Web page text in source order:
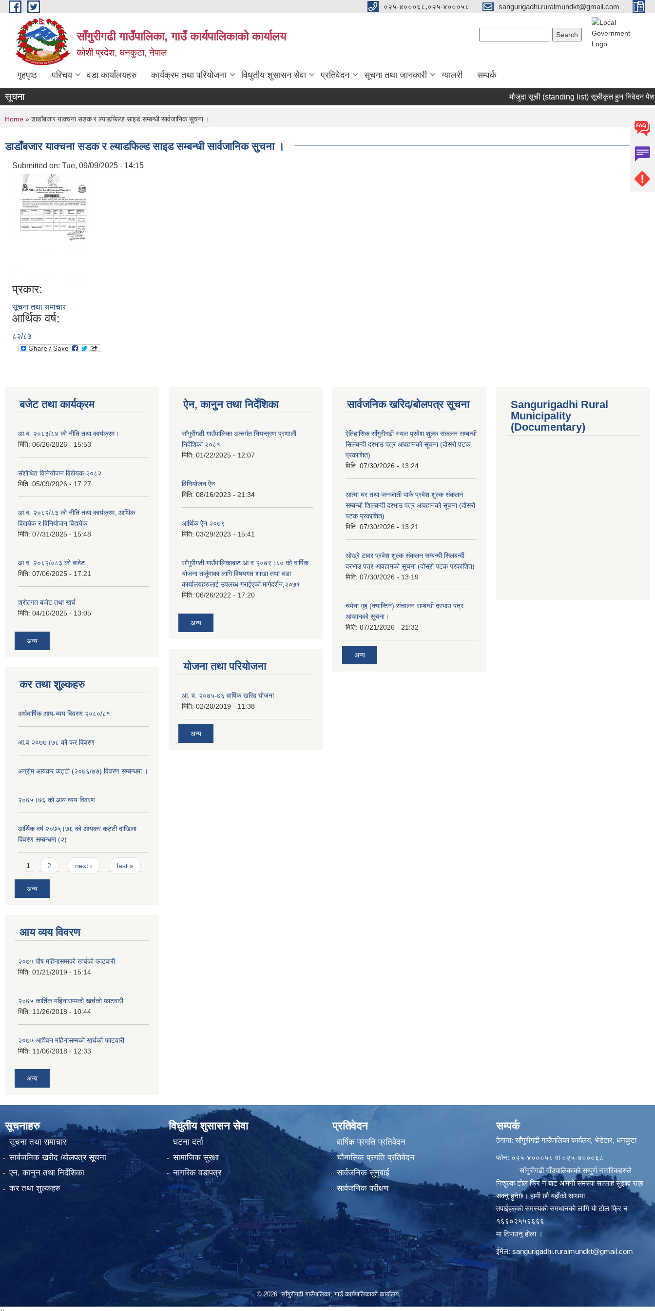
Skip to main content ०२५-४०००६८,०२५-४०००५८ sangurigadhi.ruralmundkt@gmail.com
साँगुरीगढी गाउँपालिका, गाउँ कार्यपालिकाको कार्यालय
कोशी प्रदेश, धनकुटा, नेपाल
गृहपृष्ठ परिचय वडा कार्यालयहरु कार्यक्रम तथा परियोजना विधुतीय शुसासन सेवा प्रतिवेदन सूचना तथा जानकारी ग्यालरी सम्पर्क
सूचना मौजुदा सूची (standing list) सूचीकृत हुन निवेदन पेश गर्ने
You are here
Home » डाडाँबजार याक्चना सडक र ल्याडफिल्ड साइड सम्बन्धी सार्वजानिक सुचना ।
डाडाँबजार याक्चना सडक र ल्याडफिल्ड साइड सम्बन्धी सार्वजानिक सुचना ।
Submitted on: Tue, 09/09/2025 - 14:15
प्रकार:
सूचना तथा समाचार
आर्थिक वर्ष:
८२/८३
बजेट तथा कार्यक्रम
आ.व. २०८३/८४ को नीति तथा कार्यक्रम।
मिति: 06/26/2026 - 15:53
संशोधित विनियोजन विद्येयक २०८२
मिति: 05/09/2026 - 17:27
आ.व. २०८२/८३ को नीति तथा कार्यक्रम, आर्थिक
विद्ययेक र विनियोजन विद्ययेक
मिति: 07/31/2025 - 15:48
आ.व. २०८२/०८३ को बजेट
मिति: 07/06/2025 - 17:21
श्रोतगत बजेट तथा खर्च
मिति: 04/10/2025 - 13:05
अन्य
कर तथा शुल्कहरु
अर्धवार्षिक आय-व्यय विवरण २०८०/८१
आ.व २०७७।७८ को कर विवरण
अग्रीम आयकर कट्टी (२०७६/७७) विवरण सम्बन्धमा ।
२०७५।७६ को आय व्यय विवरण
आर्थिक वर्ष २०७५्।७६ को आयकर कट्टी दाखिला
विवरण सम्बन्धमा (२)
Pages
1 2 next › last »
अन्य
आय व्यय विवरण
२०७५ पौष महिनासम्मको खर्चको फाटवारी
मिति: 01/21/2019 - 15:14
२०७५ कार्तिक महिनासम्मको खर्चको फाटवारी
मिति: 11/26/2018 - 10:44
२०७५ आश्विन महिनासम्मको खर्चको फाटवारी
मिति: 11/06/2018 - 12:33
अन्य
ऐन, कानुन तथा निर्देशिका
साँगुरीगढी गाउँपालिका अन्तर्गत नियन्त्रण प्रणाली
निर्देशिका २०८१
मिति: 01/22/2025 - 12:07
विनियोजन ऐेन
मिति: 08/16/2023 - 21:34
आर्थिक ऐेन २०७९
मिति: 03/29/2023 - 15:41
साँगुरीगढी गाउँपालिकाबाट आ.व २०७९।८० को वार्षिक
योजना तर्जूमाका लागि विषयगत शाखा तथा वडा
कार्यालयहरुलाई उपलब्ध गराईएको मार्गदर्शन,२०७९
मिति: 06/26/2022 - 17:20
अन्य
योजना तथा परियोजना
आ. व. २०७५-७६ वार्षिक खरिद योजना
मिति: 02/20/2019 - 11:38
अन्य
सार्वजनिक खरिद/बोलपत्र सूचना
ऐतिहासिक साँगुरीगढी स्थल प्रवेश शुल्क संकलन सम्बन्धी
सिलबन्दी दरभाउ पत्र आवहानको सूचना (दोस्रो पटक
प्रकाशित)
मिति: 07/30/2026 - 13:24
आत्मा घर तथा जनजाती पार्क प्रवेश शुल्क संकलन
सम्बन्धी शिलबन्दी दरभाउ पत्र आवहानको सूचना (दोस्रो
पटक प्रकाशित)
मिति: 07/30/2026 - 13:21
ओख्रे टावर प्रवेश शुल्क संकलन सम्बन्धी सिलबन्दी
दरभाउ पत्र आवहानको सूचना (दोस्रो पटक प्रकाशित)
मिति: 07/30/2026 - 13:19
चमेना गृह (क्यान्टिन) संचालन सम्बन्धी दरभाउ पत्र
आव्हानको सूचना।
मिति: 07/21/2026 - 21:32
अन्य
Sangurigadhi Rural
Municipality
(Documentary)
सूचनाहरु
सूचना तथा समाचार
सार्वजनिक खरीद /बोलपत्र सूचना
एन, कानुन तथा निर्देशिका
कर तथा शुल्कहरु
विधुतीय शुसासन सेवा
घटना दर्ता
सामाजिक सुरक्षा
नागरिक वडापत्र
प्रतिवेदन
वार्षिक प्रगति प्रतिवेदन
चौमासिक प्रगति प्रतिवेदन
सार्वजनिक सुनुवाई
सार्वजनिक परीक्षण
सम्पर्क
ठेगाना: साँगुरीगढी गाउँपालिका कार्यलय, भेडेटार, धनकुटा
फोन: ०२५-४०००५८ वा ०२५-४०००६८
साँगुरीगढी गाँउपालिकाकाे सम्पुर्ण नागरिकहरुले
निशुल्क टाेल फ्रि न बाट आफ्नाे समस्या सल्लाह सुझाव राख्न
सक्नु हुनेछ। हामी छौ यहाँको साथमा
तपाईहरुकाे समस्यकाे समधानकाे लागि याे टाेल फ्रि न
१६६०२५५६६६६
मा टिपाउनु हाेला ।
ईमेल:sangurigadhi.ruralmundkt@gmail.com
© 2026 साँगुरीगढी गाउँपालिका, गाउँ कार्यपालिकाको कार्यालय